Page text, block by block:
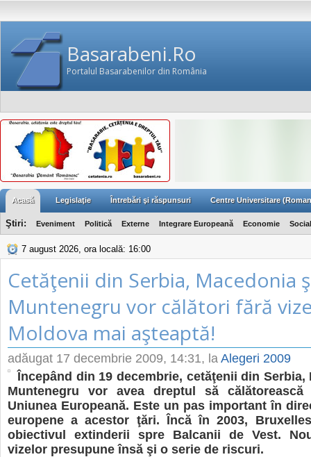
Basarabeni.Ro
Portalul Basarabenilor din România
Acasă Legislaţie Întrebări şi răspunsuri Centre Universitare
Ştiri: Eveniment Politică Externe Integrare Europeană Economie Social
7 august 2026, ora locală: 16:00
Cetăţenii din Serbia, Macedonia
Muntenegru vor călători fără
Moldova mai aşteaptă!
adăugat 17 decembrie 2009, 14:31, la Alegeri 2009
Începând din 19 decembrie, cetăţenii din Serbia,
Muntenegru vor avea dreptul să
Uniunea Europeană. Este un pas important în
europene a acestor ţări. Încă în 2003,
obiectivul extinderii spre Balcanii de Vest.
vizelor presupune însă şi o serie de riscuri.